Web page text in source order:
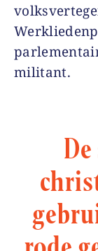
militant.